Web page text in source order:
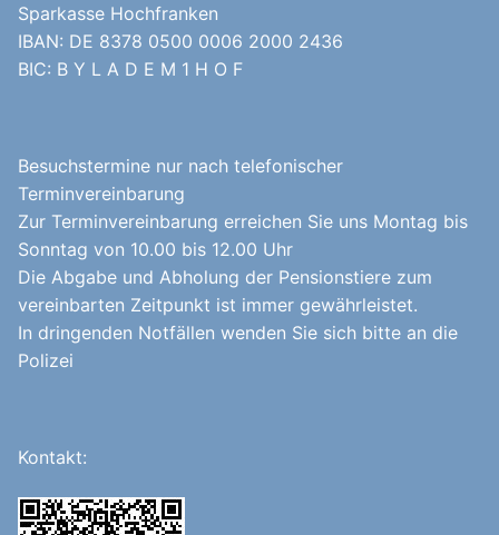
Sparkasse Hochfranken
IBAN: DE 8378 0500 0006 2000 2436
BIC: B Y L A D E M 1 H O F
Besuchstermine nur nach telefonischer
Terminvereinbarung
Zur Terminvereinbarung erreichen Sie uns Montag bis
Sonntag von 10.00 bis 12.00 Uhr
Die Abgabe und Abholung der Pensionstiere zum
vereinbarten Zeitpunkt ist immer gewährleistet.
In dringenden Notfällen wenden Sie sich bitte an die
Polizei
Kontakt: